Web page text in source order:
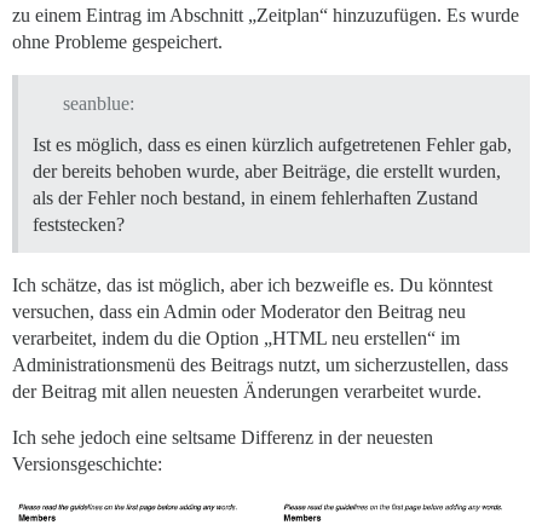
zu einem Eintrag im Abschnitt „Zeitplan“ hinzuzufügen. Es wurde
ohne Probleme gespeichert.
seanblue:
Ist es möglich, dass es einen kürzlich aufgetretenen Fehler gab,
der bereits behoben wurde, aber Beiträge, die erstellt wurden,
als der Fehler noch bestand, in einem fehlerhaften Zustand
feststecken?
Ich schätze, das ist möglich, aber ich bezweifle es. Du könntest
versuchen, dass ein Admin oder Moderator den Beitrag neu
verarbeitet, indem du die Option „HTML neu erstellen“ im
Administrationsmenü des Beitrags nutzt, um sicherzustellen, dass
der Beitrag mit allen neuesten Änderungen verarbeitet wurde.
Ich sehe jedoch eine seltsame Differenz in der neuesten
Versionsgeschichte: